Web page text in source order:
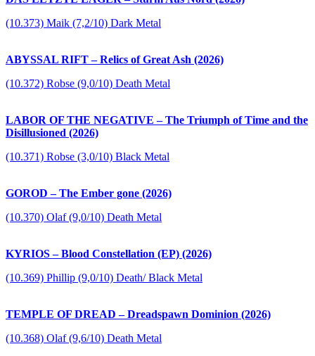
(10.373) Maik (7,2/10) Dark Metal
ABYSSAL RIFT – Relics of Great Ash (2026)
(10.372) Robse (9,0/10) Death Metal
LABOR OF THE NEGATIVE – The Triumph of Time and the
Disillusioned (2026)
(10.371) Robse (3,0/10) Black Metal
GOROD – The Ember gone (2026)
(10.370) Olaf (9,0/10) Death Metal
KYRIOS – Blood Constellation (EP) (2026)
(10.369) Phillip (9,0/10) Death/ Black Metal
TEMPLE OF DREAD – Dreadspawn Dominion (2026)
(10.368) Olaf (9,6/10) Death Metal